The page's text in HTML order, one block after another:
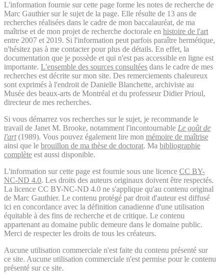
L'information fournie sur cette page forme les notes de recherche de
Marc Gauthier sur le sujet de la page. Elle résulte de 13 ans de
recherches réalisées dans le cadre de mon baccalauréat, de ma
maîtrise et de mon projet de recherche doctorale en histoire de l'art
entre 2007 et 2019. Si l'information peut parfois paraître hermétique,
n'hésitez pas à me contacter pour plus de détails. En effet, la
documentation que je possède et qui n'est pas accessible en ligne est
importante. L'ensemble des sources consultées dans le cadre de mes
recherches est décrite sur mon site. Des remerciements chaleureux
sont exprimés à l'endroit de Danielle Blanchette, archiviste au
Musée des beaux-arts de Montréal et du professeur Didier Prioul,
directeur de mes recherches.
Si vous démarrez vos recherches sur le sujet, je recommande le
travail de Janet M. Brooke, notamment l'incontournable Le goût de
l'art(1989). Vous pouvez également lire mon mémoire de maîtrise
ainsi que le brouillon de ma thèse de doctorat. Ma bibliographie
complète est aussi disponible.
L'information sur cette page est fournie sous une licence CC BY-
NC-ND 4.0. Les droits des auteurs originaux doivent être respectés.
La licence CC BY-NC-ND 4.0 ne s'applique qu'au contenu original
de Marc Gauthier. Le contenu protégé par droit d'auteur est diffusé
ici en concordance avec la définition canadienne d'une utilisation
équitable à des fins de recherche et de critique. Le contenu
appartenant au domaine public demeure dans le domaine public.
Merci de respecter les droits de tous les créateurs.
Aucune utilisation commerciale n'est faite du contenu présenté sur
ce site. Aucune utilisation commerciale n'est permise pour le contenu
présenté sur ce site.